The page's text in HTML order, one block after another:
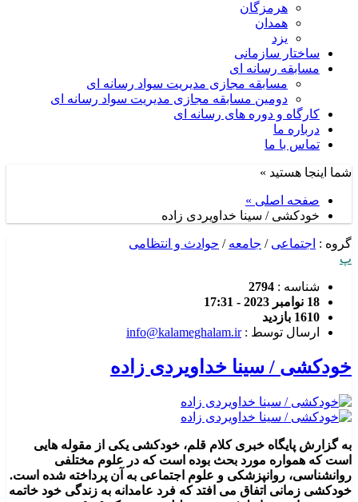
هرمزگان
همدان
یزد
ساختار سازمانی
مسابقه رسانه ای
مسابقه مجازی مدیریت سواد رسانه ای
دومین مسابقه مجازی مدیریت سواد رسانه ای
کارگاه و دوره های رسانه ای
درباره ما
تماس با ما
شما اینجا هستید »
صفحه اصلی »
خودکشی / سینا خداویردی زاده
گروه : اجتماعی / جامعه / حوادث و انتظامی
پ
شناسه : 2794
18 نوامبر 2023 - 17:31
1610 بازدید
ارسال توسط :info@kalameghalam.ir
خودکشی / سینا خداویردی زاده
به گزارش پایگاه خبری کلام قلم، خودکشی یکی از مقوله هایی
است که همواره مورد بحث بوده است که در علوم مختلفی
روانشناسی، روانپزشکی و علوم اجتماعی به آن پرداخته شده است.
خودکشی زمانی اتفاق می افتد که فرد عامدانه به زندگی خود خاتمه